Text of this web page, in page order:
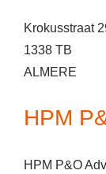
Krokusstraat
1338 TB
ALMERE
HPM
HPM P&O